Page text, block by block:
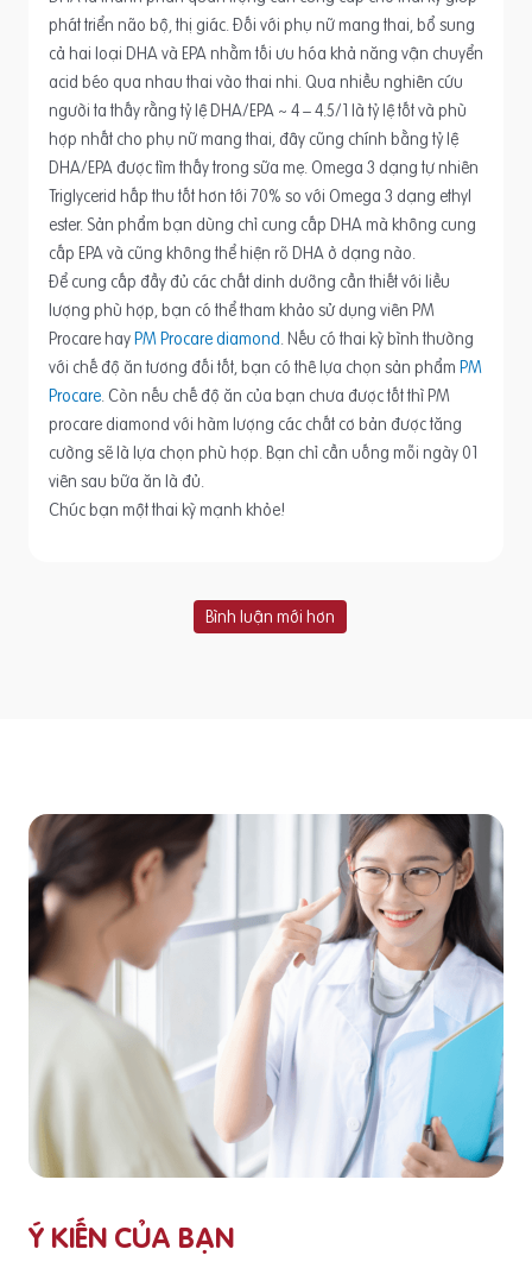
phát triển não bộ, thị giác. Đối với phụ nữ mang thai, bổ sung
cả hai loại DHA và EPA nhằm tối ưu hóa khả năng vận chuyển
acid béo qua nhau thai vào thai nhi. Qua nhiều nghiên cứu
người ta thấy rằng tỷ lệ DHA/EPA ~ 4 – 4.5/1 là tỷ lệ tốt và phù
hợp nhất cho phụ nữ mang thai, đây cũng chính bằng tỷ lệ
DHA/EPA được tìm thấy trong sữa mẹ. Omega 3 dạng tự nhiên
Triglycerid hấp thu tốt hơn tới 70% so với Omega 3 dạng ethyl
ester. Sản phẩm bạn dùng chỉ cung cấp DHA mà không cung
cấp EPA và cũng không thể hiện rõ DHA ở dạng nào.
Để cung cấp đầy đủ các chất dinh dưỡng cần thiết với liều
lượng phù hợp, bạn có thể tham khảo sử dụng viên PM
Procare hayPM Procare diamond. Nếu có thai kỳ bình thường
với chế độ ăn tương đối tốt, bạn có thê lựa chọn sản phẩm PM
Procare. Còn nếu chế độ ăn của bạn chưa được tốt thì PM
procare diamond với hàm lượng các chất cơ bản được tăng
cường sẽ là lựa chọn phù hợp. Bạn chỉ cần uống mỗi ngày 01
viên sau bữa ăn là đủ.
Chúc bạn một thai kỳ mạnh khỏe!
Bình luận mới hơn
Ý KIẾN CỦA BẠN